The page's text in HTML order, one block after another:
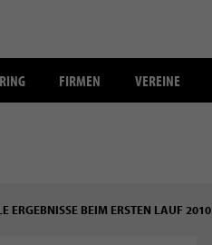
FIRMEN VEREINE
ERGEBNISSE BEIM ERSTEN LAUF 2010